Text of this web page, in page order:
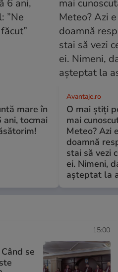
mare în
ani, tocmai
Avantaje.ro
O mai știți
mai
Meteo? Azi
doamnă
stai să vezi
ei. Nimeni,
așteptat la
15:00
se